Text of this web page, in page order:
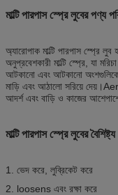
মাল্টি পারপাস স্প্রে লুবের পণ্য
অ্যারোপাক মাল্টি পারপাস স্প্রে
অনুপ্রবেশকারী মাল্টি স্প্রে, যা
আটকানো এবং আটকানো
মাড়ি এবং আঠালো সরিয়ে
আদর্শ এবং বাড়ি ও কাজের
মাল্টি পারপাস স্প্রে লুবের বৈশিষ্ট্য
1. ভেদ করে, লুব্রিকেট করে
2. loosens এবং রক্ষা করে